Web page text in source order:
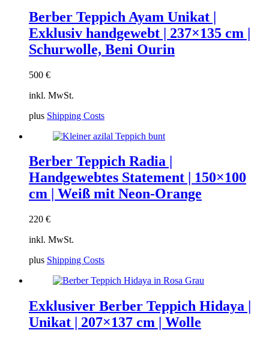
Berber Teppich Ayam Unikat |
Exklusiv handgewebt | 237×135 cm |
Schurwolle, Beni Ourin
500 €
inkl. MwSt.
plus Shipping Costs
Berber Teppich Radia |
Handgewebtes Statement | 150×100
cm | Weiß mit Neon-Orange
220 €
inkl. MwSt.
plus Shipping Costs
Exklusiver Berber Teppich Hidaya |
Unikat | 207×137 cm | Wolle